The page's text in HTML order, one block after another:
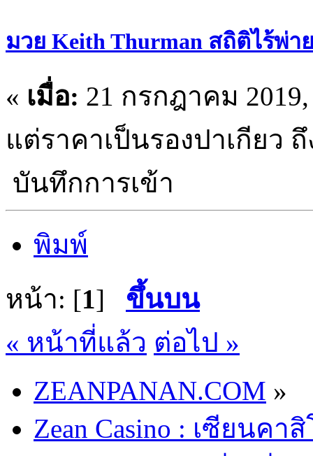
มวย Keith Thurman สถิติไร้พ่
« เมื่อ: 21 กรกฎาคม 2019,
แต่ราคาเป็นรองปาเกียว
บันทึกการเข้า
พิมพ์
หน้า: [1] ขึ้นบน
« หน้าที่แล้ว ต่อไป »
ZEANPANAN.COM »
Zean Casino : เซียนคา